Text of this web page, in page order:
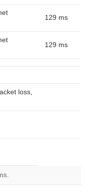
129 ms
129 ms
loss,